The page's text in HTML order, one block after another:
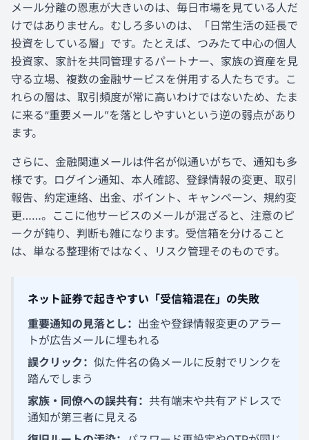
メール分離の恩恵が大きいのは、毎日市場を見ている人だ
けではありません。むしろ多いのは、「日常生活の延長で
投資をしている層」です。たとえば、つみたて中心の個人
投資家、家計を共同管理するパートナー、家族の資産を見
守る立場、複数の金融サービスを併用する人たちです。こ
れらの層は、取引頻度が常に高いわけではないため、たま
に来る“重要メール”を落としやすいという逆の弱点があり
ます。
さらに、金融関連メールは件名が似通いがちで、通知も多
様です。ログイン通知、本人確認、登録情報の変更、取引
報告、約定連絡、出金、ポイント、キャンペーン、規約変
更……。ここに他サービスのメールが混ざると、注意のピ
ークが鈍り、判断も雑になります。受信箱を分けること
は、単なる整理術ではなく、リスク管理そのものです。
ネット証券で起きやすい「受信箱混在」の失敗
重要通知の見落とし： 出金や登録情報変更のアラー
トが広告メールに埋もれる
誤クリック： 似た件名の偽メールに反射でリンクを
踏んでしまう
家族・同僚への誤共有： 共有端末や共有アドレスで
通知が第三者に見える